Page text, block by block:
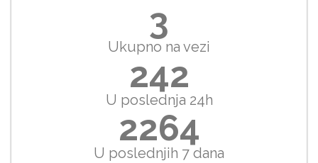
3
Ukupno na vezi
242
U poslednja 24h
2264
U poslednjih 7 dana